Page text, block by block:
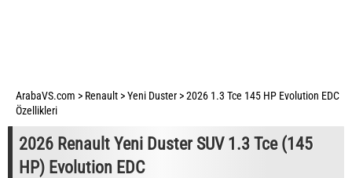
ArabaVS.com > Renault >Yeni Duster >2026 1.3 Tce 145 HP Evolution EDC
Özellikleri
2026 Renault Yeni Duster SUV 1.3 Tce (145
HP) Evolution EDC